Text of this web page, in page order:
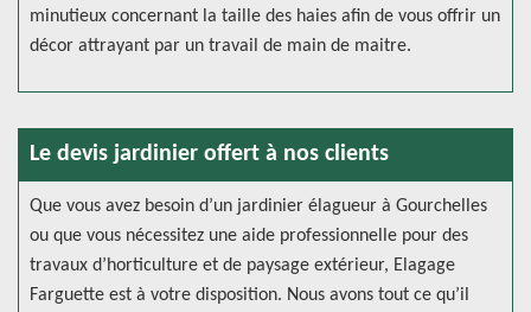
minutieux concernant la taille des haies afin de vous offrir un
décor attrayant par un travail de main de maitre.
Le devis jardinier offert à nos clients
Que vous avez besoin d’un jardinier élagueur à Gourchelles
ou que vous nécessitez une aide professionnelle pour des
travaux d’horticulture et de paysage extérieur, Elagage
Farguette est à votre disposition. Nous avons tout ce qu’il